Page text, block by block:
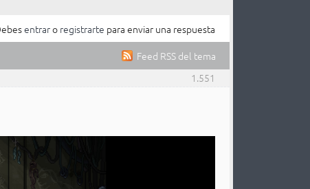
entraro registrarte para enviar una respuesta
Feed RSS del tema
1.551